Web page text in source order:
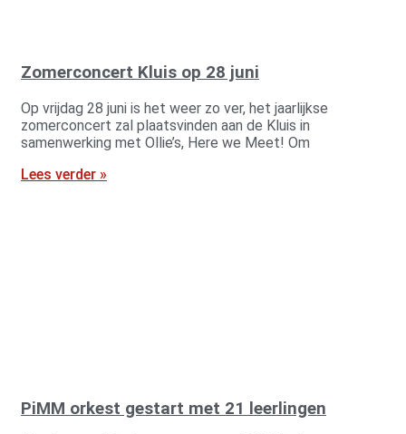
Zomerconcert Kluis op 28 juni
Op vrijdag 28 juni is het weer zo ver, het jaarlijkse
zomerconcert zal plaatsvinden aan de Kluis in
samenwerking met Ollie’s, Here we Meet! Om
Lees verder »
PiMM orkest gestart met 21 leerlingen